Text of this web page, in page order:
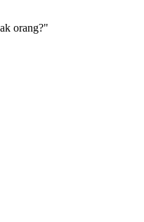
orang?"